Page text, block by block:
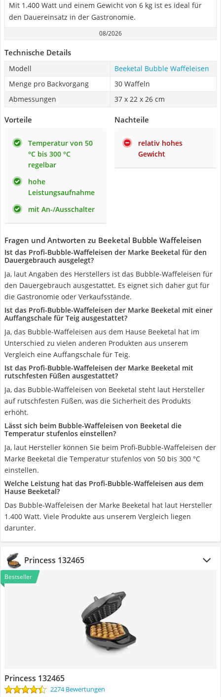
Mit 1.400 Watt und einem Gewicht von 6 kg ist es ideal für
den Dauereinsatz in der Gastronomie.
08/2026
Technische Details
Modell
Beeketal Bubble Waffeleisen
Menge pro Backvorgang
30 Waffeln
Abmessungen
‎37 x 22 x 26 cm
Vorteile
Temperatur von 50
°C bis 300 °C
regelbar
hohe
Leistungsaufnahme
mit An-/Ausschalter
Nachteile
relativ hohes
Gewicht
Fragen und Antworten zu Beeketal Bubble Waffeleisen
Ist das Profi-Bubble-Waffeleisen der Marke Beeketal für den
Dauergebrauch ausgelegt?
Ja, laut Angaben des Herstellers ist das Bubble-Waffeleisen für
den Dauergebrauch ausgestattet. Es eignet sich daher gut für
die Gastronomie oder Verkaufsstände.
Ist das Profi-Bubble-Waffeleisen der Marke Beeketal mit einer
Auffangschale für Teig ausgestattet?
Ja, das Bubble-Waffeleisen aus dem Hause Beeketal hat im
Unterschied zu vielen anderen Produkten aus unserem
Vergleich eine Auffangschale für Teig.
Ist das Profi-Bubble-Waffeleisen der Marke Beeketal mit
rutschfesten Füßen ausgestattet?
Ja, das Bubble-Waffeleisen von Beeketal steht laut Hersteller
auf rutschfesten Füßen, was die Sicherheit des Produkts
erhöht.
Lässt sich beim Bubble-Waffeleisen von Beeketal die
Temperatur stufenlos einstellen?
Ja, laut Hersteller können Sie beim Profi-Bubble-Waffeleisen der
Marke Beeketal die Temperatur stufenlos von 50 bis 300 °C
einstellen.
Welche Leistung hat das Profi-Bubble-Waffeleisen aus dem
Hause Beeketal?
Das Bubble-Waffeleisen der Marke Beeketal hat laut Hersteller
1.400 Watt. Viele Produkte aus unserem Vergleich liegen
darunter.
Princess 132465
Bestseller
Princess 132465
2274 Bewertungen